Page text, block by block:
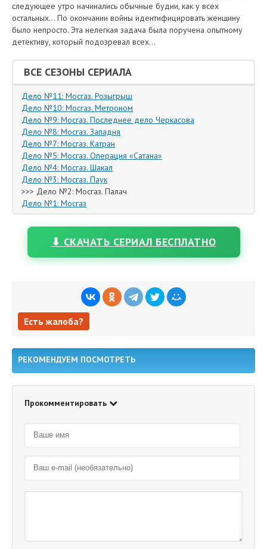
следующее утро начинались обычные будни, как у всех
остальных... По окончании войны идентифицировать женщину
было непросто. Эта нелегкая задача была поручена опытному
детективу, который подозревал всех...
ВСЕ СЕЗОНЫ СЕРИАЛА
Дело №11: Мосгаз. Розыгрыш
Дело №10: Мосгаз. Метроном
Дело №9: Мосгаз. Последнее дело Черкасова
Дело №8: Мосгаз. Западня
Дело №7: Мосгаз. Катран
Дело №5: Мосгаз. Операция «Сатана»
Дело №4: Мосгаз. Шакал
Дело №3: Мосгаз. Паук
>>> Дело №2: Мосгаз. Палач
Дело №1: Мосгаз
⬇ СКАЧАТЬ СЕРИАЛ БЕСПЛАТНО
Есть жалоба?
РЕКОМЕНДУЕМ ПОСМОТРЕТЬ
Прокомментировать